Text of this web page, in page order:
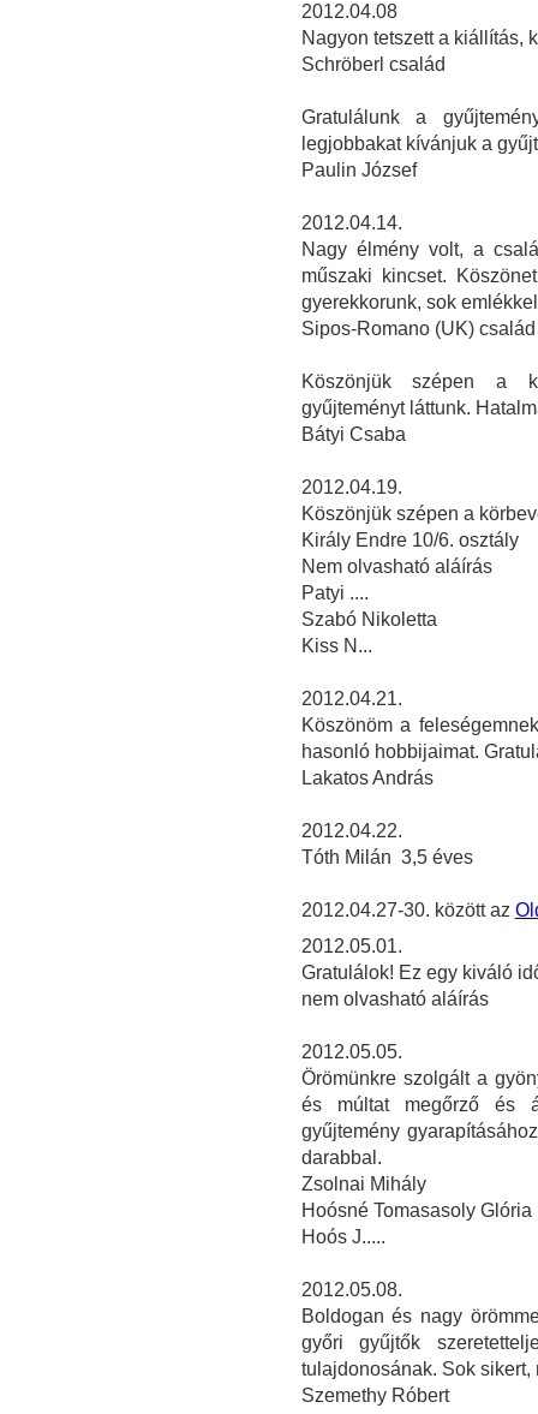
2012.04.08
Nagyon tetszett a kiállítás,
Schröberl család
Gratulálunk a
legjobbakat kívánjuk a
Paulin József
2012.04.14.
Nagy élmény volt, a
műszaki kincset.
gyerekkorunk, sok
Sipos-Romano (UK) család
Köszönjük szépen a
gyűjteményt láttunk.
Bátyi Csaba
2012.04.19.
Köszönjük szépen a
Király Endre 10/6. osztály
Nem olvasható aláírás
Patyi ....
Szabó Nikoletta
Kiss N...
2012.04.21.
Köszönöm a
hasonló hobbijaimat.
Lakatos András
2012.04.22.
Tóth Milán 3,5 éves
2012.04.27-30. között az
2012.05.01.
Gratulálok! Ez egy kiváló
nem olvasható aláírás
2012.05.05.
Örömünkre szolgált a
és múltat megőrző és
gyűjtemény
darabbal.
Zsolnai Mihály
Hoósné Tomasasoly Glória
Hoós J.....
2012.05.08.
Boldogan és nagy
győri gyűjtők
tulajdonosának. Sok
Szemethy Róbert